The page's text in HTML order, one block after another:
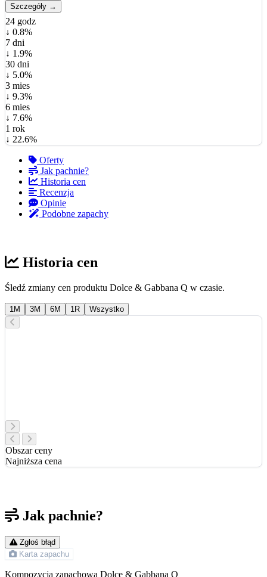
Szczegóły →
24 godz
↓ 0.8%
7 dni
↓ 1.9%
30 dni
↓ 5.0%
3 mies
↓ 9.3%
6 mies
↓ 7.6%
1 rok
↓ 22.6%
Oferty
Jak pachnie?
Historia cen
Recenzja
Opinie
Podobne zapachy
Historia cen
Śledź zmiany cen produktu Dolce & Gabbana Q w czasie.
1M 3M 6M 1R Wszystko
Obszar ceny
Najniższa cena
Jak pachnie?
Zgłoś błąd
Karta zapachu
Kompozycja zapachowa Dolce & Gabbana Q